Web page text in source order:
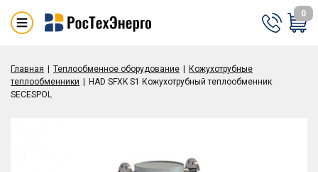
0
Главная Теплообменное оборудование
Кожухотрубные
теплообменники
HAD SFXK S1 Кожухотрубный теплообменник
SECESPOL